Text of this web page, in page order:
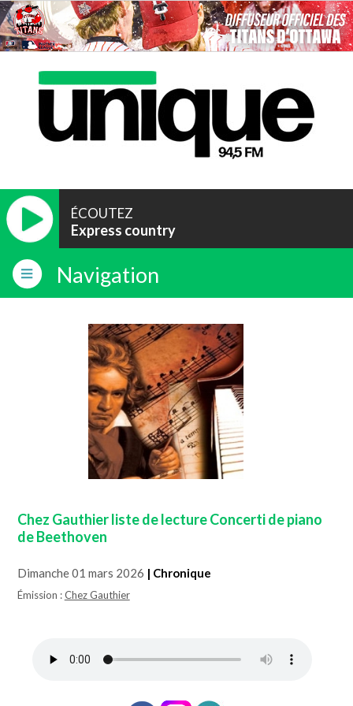
ÉCOUTEZ
Express country
Navigation
Chez Gauthier liste de lecture Concerti de piano
de Beethoven
Dimanche 01 mars 2026 | Chronique
Émission :Chez Gauthier